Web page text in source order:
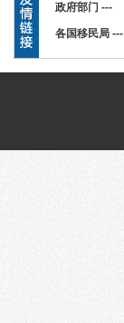
政府部门 ---
各国移民局 ---